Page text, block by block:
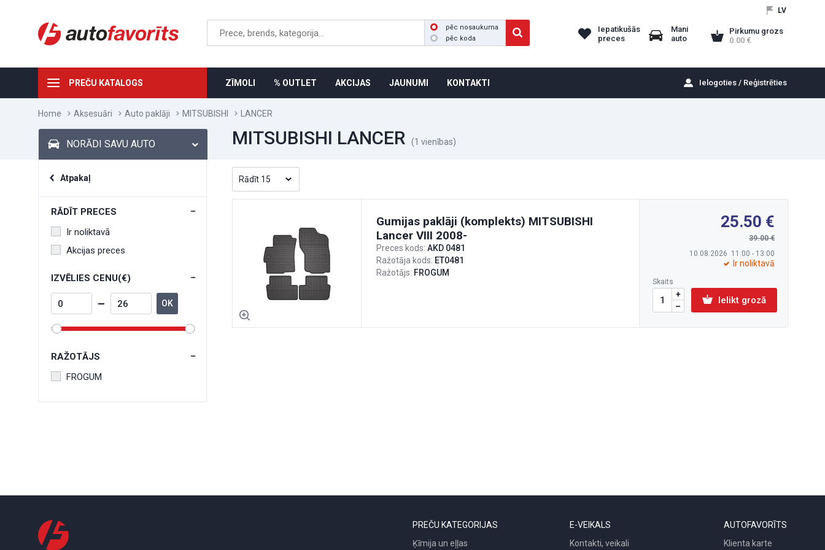
LV
Iepatikušās
preces
Mani
auto
Pirkumu grozs
0.00
pēc nosaukuma
pēc koda
Ielogoties / Reģistrēties
PREČU KATALOGS ZĪMOLI % OUTLET AKCIJAS JAUNUMI KONTAKTI
Home Aksesuāri Auto paklāji MITSUBISHI LANCER
MITSUBISHI LANCER (1 vienības)
NORĀDI SAVU AUTO
Atpakaļ
RĀDĪT PRECES
Ir noliktavā
Akcijas preces
IZVĒLIES CENU(€)
OK
RAŽOTĀJS
FROGUM
Gumijas paklāji (komplekts) MITSUBISHI
Lancer VIII 2008-
Preces kods: AKD 0481
Ražotāja kods: ET0481
Ražotājs: FROGUM
25.50
39.00
10.08.2026 11:00 - 13:00
Ir noliktavā
Skaits
Ielikt grozā
PREČU KATEGORIJAS
Ķīmija un eļļas
E-VEIKALS
Kontakti, veikali
AUTOFAVORĪTS
Klienta karte